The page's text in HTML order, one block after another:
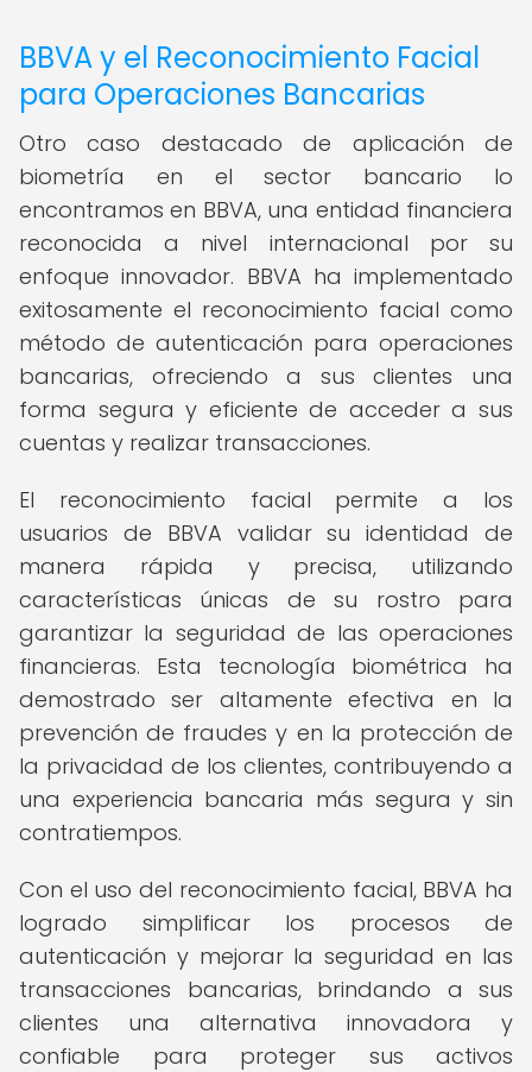
BBVA y el Reconocimiento Facial
para Operaciones Bancarias
Otro caso destacado de aplicación de
biometría en el sector bancario lo
encontramos en BBVA, una entidad financiera
reconocida a nivel internacional por su
enfoque innovador. BBVA ha implementado
exitosamente el reconocimiento facial como
método de autenticación para operaciones
bancarias, ofreciendo a sus clientes una
forma segura y eficiente de acceder a sus
cuentas y realizar transacciones.
El reconocimiento facial permite a los
usuarios de BBVA validar su identidad de
manera rápida y precisa, utilizando
características únicas de su rostro para
garantizar la seguridad de las operaciones
financieras. Esta tecnología biométrica ha
demostrado ser altamente efectiva en la
prevención de fraudes y en la protección de
la privacidad de los clientes, contribuyendo a
una experiencia bancaria más segura y sin
contratiempos.
Con el uso del reconocimiento facial, BBVA ha
logrado simplificar los procesos de
autenticación y mejorar la seguridad en las
transacciones bancarias, brindando a sus
clientes una alternativa innovadora y
confiable para proteger sus activos